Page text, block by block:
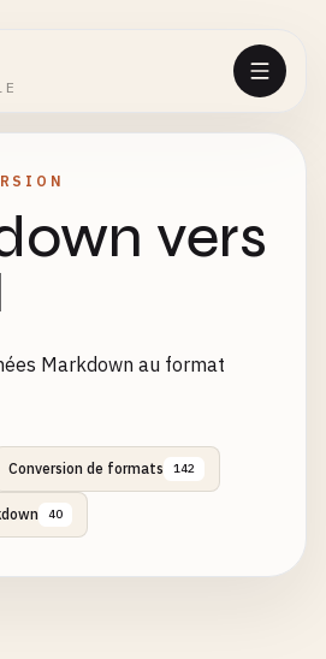
vers
Markdown au format
Conversion de formats 142
40